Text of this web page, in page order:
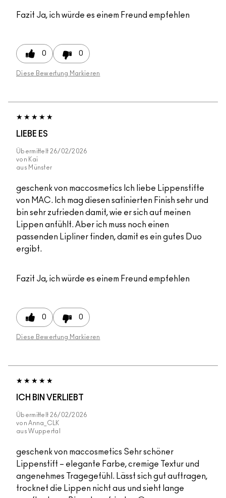
Fazit Ja, ich würde es einem Freund empfehlen
0 0
Diese Bewertung Markieren
LIEBE ES
Übermittelt 26/02/2026
von Kai
aus Münster
geschenk von maccosmetics Ich liebe Lippenstifte
von MAC. Ich mag diesen satinierten Finish sehr und
bin sehr zufrieden damit, wie er sich auf meinen
Lippen anfühlt. Aber ich muss noch einen
passenden Lipliner finden, damit es ein gutes Duo
ergibt.
Fazit Ja, ich würde es einem Freund empfehlen
0 0
Diese Bewertung Markieren
ICH BIN VERLIEBT
Übermittelt 26/02/2026
von Anna_CLK
aus Wuppertal
geschenk von maccosmetics Sehr schöner
Lippenstift – elegante Farbe, cremige Textur und
angenehmes Tragegefühl. Lässt sich gut auftragen,
trocknet die Lippen nicht aus und sieht lange